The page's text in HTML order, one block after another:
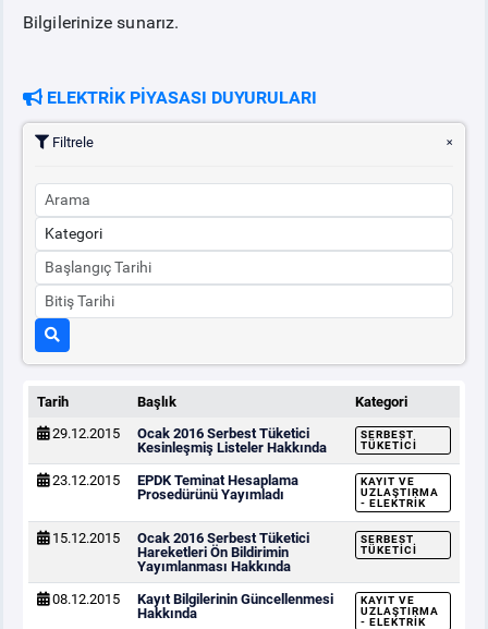
MALİ UZLAŞTIRMA
TEMİNAT
BÜLTENLER
DUYURULAR
BT HİZMET YÖNETİM SİSTEMİ POLİTİKAMIZ
Bilgilerinize sunarız.
ELEKTRİK PİYASASI DUYURULARI
Filtrele
Tarih Başlık
Kategori
29.12.2015
Ocak 2016 Serbest Tüketici
Kesinleşmiş Listeler Hakkında
SERBEST
TÜKETICI
23.12.2015
EPDK Teminat Hesaplama
Prosedürünü Yayımladı
KAYIT VE
UZLAŞTIRMA
- ELEKTRIK
15.12.2015
Ocak 2016 Serbest Tüketici
Hareketleri Ön Bildirimin
Yayımlanması Hakkında
SERBEST
TÜKETICI
08.12.2015
Kayıt Bilgilerinin Güncellenmesi
Hakkında
KAYIT VE
UZLAŞTIRMA
- ELEKTRIK